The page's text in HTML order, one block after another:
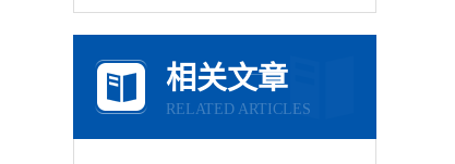
相关文章
RELATED ARTICLES